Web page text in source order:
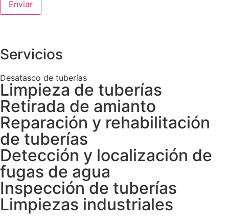
Servicios
Desatasco de tuberías
Limpieza de tuberías
Retirada de amianto
Reparación y rehabilitación
de tuberías
Detección y localización de
fugas de agua
Inspección de tuberías
Limpiezas industriales